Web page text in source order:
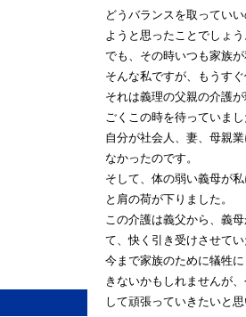
どうバランスを取ってい
ようと思ったことでしょ
でも、その時いつも家族
そんな私ですが、もうす
それは義理の父親の介護
ごくこの時を待っていま
自分が社会人、妻、母親
なかったのです。
そして、体の弱い義母が
と肩の荷が下りました。
この介護は義父から、義
て、快く引き受けさせて
今まで家族のために犠牲
きないかもしれませんが
して頑張っていきたいと